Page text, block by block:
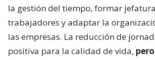
la gestión del tiempo, formar
trabajadores y adaptar la
las empresas. La reducción de
positiva para la calidad de vida,